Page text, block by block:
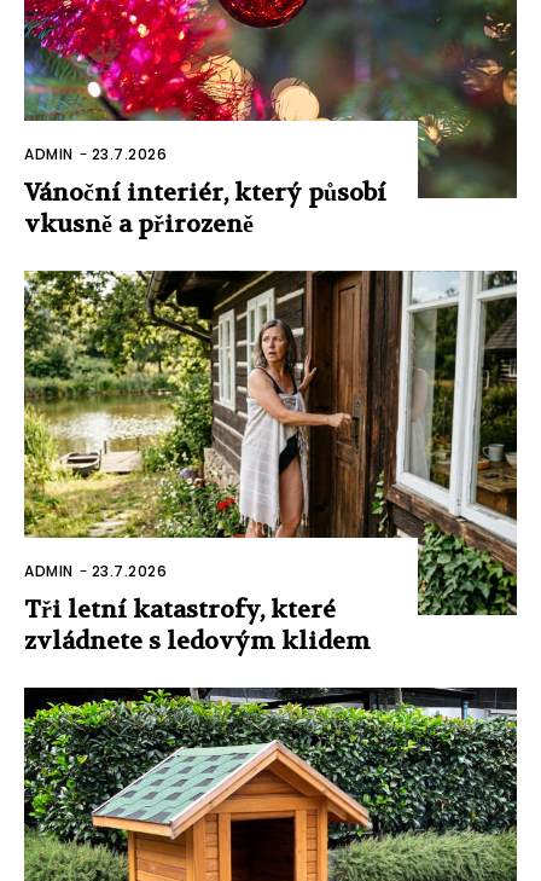
ADMIN - 23.7.2026
Vánoční interiér, který působí
vkusně a přirozeně
ADMIN - 23.7.2026
Tři letní katastrofy, které
zvládnete s ledovým klidem